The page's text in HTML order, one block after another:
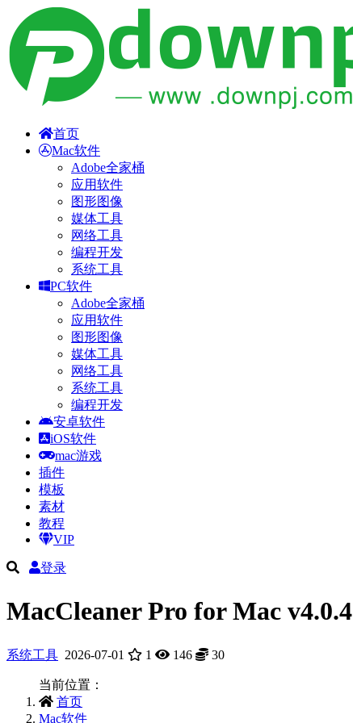
首页
Mac软件
Adobe全家桶
应用软件
图形图像
媒体工具
网络工具
编程开发
系统工具
PC软件
Adobe全家桶
应用软件
图形图像
媒体工具
网络工具
系统工具
编程开发
安卓软件
iOS软件
mac游戏
插件
模板
素材
教程
VIP
登录
MacCleaner Pro for Mac
系统工具 2026-07-01 1 146 30
当前位置：
首页
Mac软件